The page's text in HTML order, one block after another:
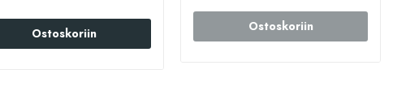
Ostoskoriin Ostoskoriin